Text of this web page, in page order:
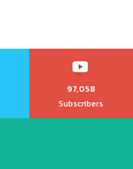
97,058
Subscribers